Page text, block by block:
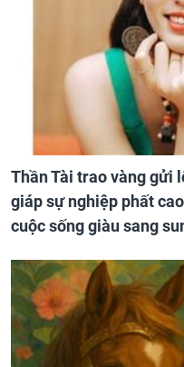
Thần Tài trao vàng gửi
giáp sự nghiệp phất
cuộc sống giàu sang